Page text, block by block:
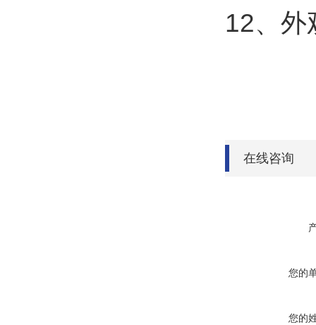
12、外
在线咨询
您的
您的